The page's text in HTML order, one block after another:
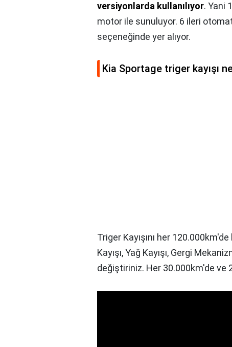
versiyonlarda kullanılıyor. Yani
motor ile sunuluyor. 6 ileri
seçeneğinde yer alıyor.
Kia Sportage triger kayışı
Triger Kayışını her
Kayışı, Yağ Kayışı, Gergi
değiştiriniz. Her 30.000km'de ve